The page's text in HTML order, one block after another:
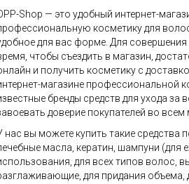
Shop — это удобный интернет-
косметику для
для вас форме. Для совершения
чтобы съездить в магазин,
и получить косметику с
магазине профессиональной
бренды средств для ухода за
доверие покупателей во всем
нас вы можете купить такие средства
масла, кератин, шампуни (для
для всех типов волос,
для придания объема,